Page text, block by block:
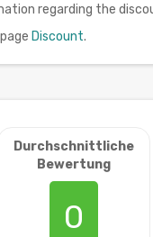
regarding the
Discount.
Durchschnittliche
Bewertung
0